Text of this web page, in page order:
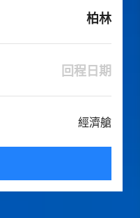
柏林
回程日期
經濟艙